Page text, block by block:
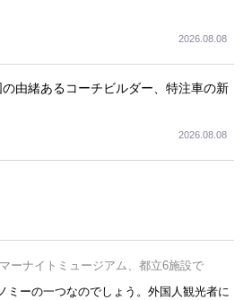
2026.08.08
由緒あるコーチビルダー、特注車の新
2026.08.08
ーナイトミュージアム、都立6施設で
ミーの一つなのでしょう。外国人観光者に